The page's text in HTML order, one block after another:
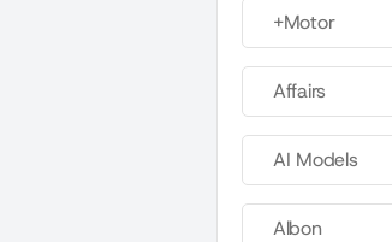
+Motor
Affairs
AI Models
Albon